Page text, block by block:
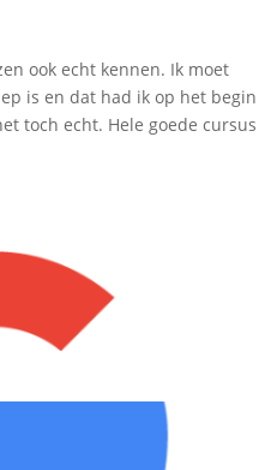
ook echt kennen. Ik moet
is en dat had ik op het begin
toch echt. Hele goede cursus